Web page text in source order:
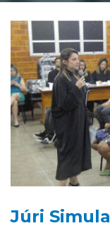
Júri